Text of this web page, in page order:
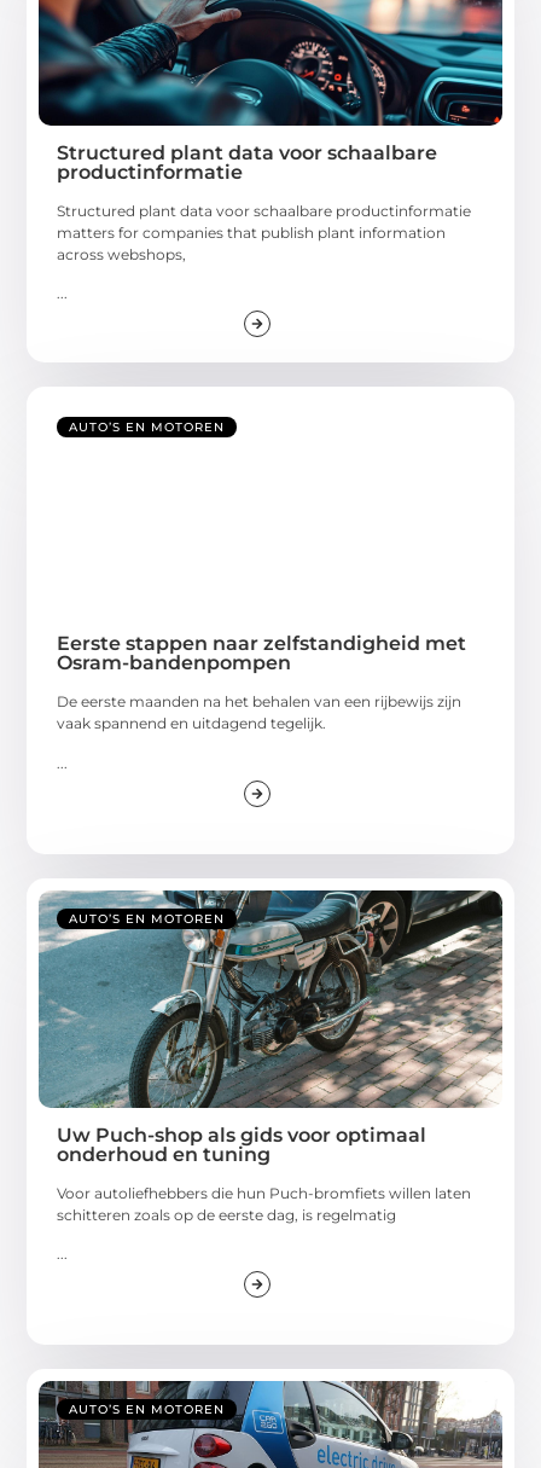
Structured plant data voor schaalbare
productinformatie
Structured plant data voor schaalbare productinformatie
matters for companies that publish plant information
across webshops,
...
AUTO’S EN MOTOREN
Eerste stappen naar zelfstandigheid met
Osram-bandenpompen
De eerste maanden na het behalen van een rijbewijs zijn
vaak spannend en uitdagend tegelijk.
AUTO’S EN MOTOREN
Uw Puch-shop als gids voor optimaal
onderhoud en tuning
Voor autoliefhebbers die hun Puch-bromfiets willen laten
schitteren zoals op de eerste dag, is regelmatig
...
AUTO’S EN MOTOREN